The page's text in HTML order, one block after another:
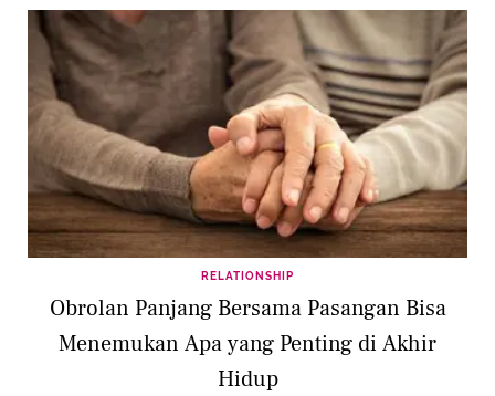
RELATIONSHIP
Obrolan Panjang Bersama Pasangan Bisa
Menemukan Apa yang Penting di Akhir
Hidup